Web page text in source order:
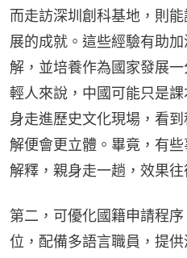
而走訪深圳創科基地，則
展的成就。這些經驗有助
解，並培養作為國家發展
輕人來說，中國可能只是
身走進歷史文化現場，看
解便會更立體。畢竟，有
解釋，親身走一趟，效果往
第二，可優化國籍申請程
位，配備多語言職員，提